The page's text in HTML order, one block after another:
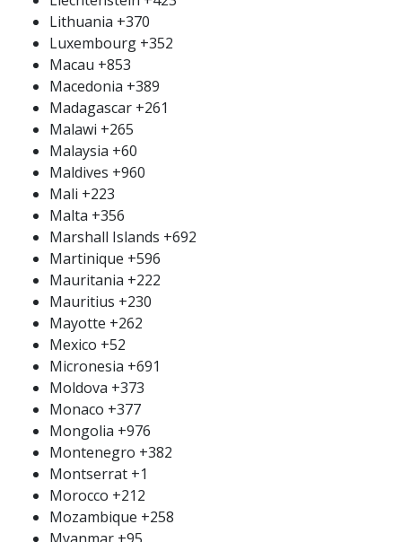
Lithuania +370
Luxembourg +352
Macau +853
Macedonia +389
Madagascar +261
Malawi +265
Malaysia +60
Maldives +960
Mali +223
Malta +356
Marshall Islands +692
Martinique +596
Mauritania +222
Mauritius +230
Mayotte +262
Mexico +52
Micronesia +691
Moldova +373
Monaco +377
Mongolia +976
Montenegro +382
Montserrat +1
Morocco +212
Mozambique +258